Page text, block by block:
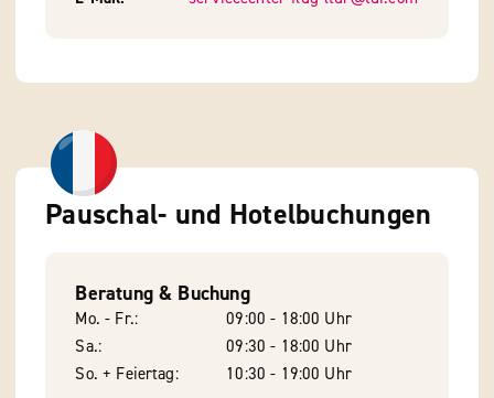
Pauschal- und Hotelbuchungen
Beratung & Buchung
Mo. - Fr.
09:00 - 18:00 Uhr
Sa.
09:30 - 18:00 Uhr
So. + Feiertag
10:30 - 19:00 Uhr